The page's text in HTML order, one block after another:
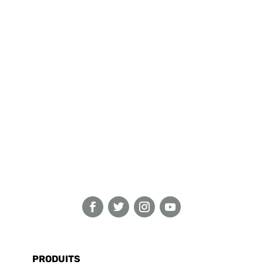
PRODUITS